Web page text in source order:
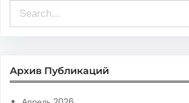
e
r
c
Архив Публикаций